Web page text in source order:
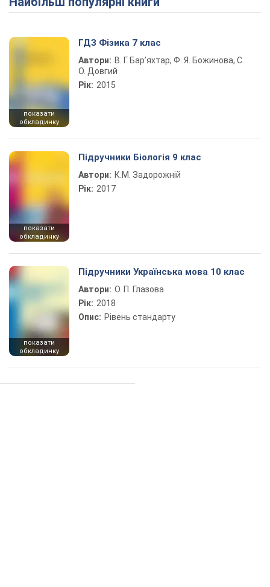
показати
обкладинку
ГДЗ Фізика 7 клас
Автори: В. Г. Бар’яхтар, Ф. Я. Божинова, С.
О. Довгий
Рік: 2015
показати
обкладинку
Підручники Біологія 9 клас
Автори: К.М. Задорожній
Рік: 2017
показати
обкладинку
Підручники Українська мова 10 клас
Автори: О. П. Глазова
Рік: 2018
Опис: Рівень стандарту